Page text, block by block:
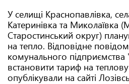
У селищі Краснопавлівка,
Катеринівка та Миколаївка
Старостинський округ)
на тепло. Відповідне
комунального підприємства
встановити тариф на
опублікували на сайті